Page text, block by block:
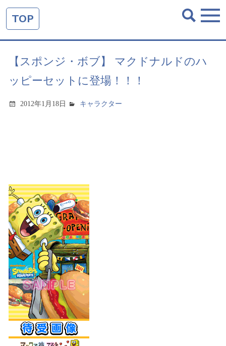
TOP
【スポンジ・ボブ】 マクドナルドのハ
ッピーセットに登場！！！
2012年1月18日 キャラクター